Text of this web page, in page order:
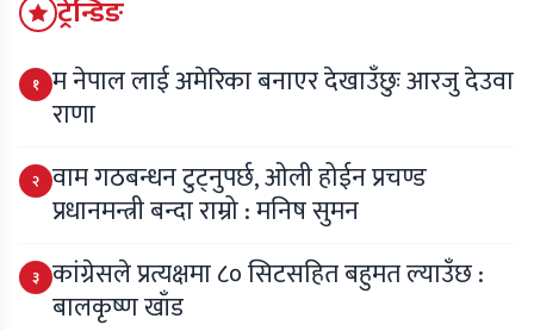
ट्रेन्डिङ
१ म नेपाल लाई अमेरिका बनाएर देखाउँछुः आरजु देउवा
राणा
२ वाम गठबन्धन टुट्नुपर्छ, ओली होईन प्रचण्ड
प्रधानमन्त्री बन्दा राम्रो : मनिष सुमन
३ कांग्रेसले प्रत्यक्षमा ८० सिटसहित बहुमत ल्याउँछ :
बालकृष्ण खाँड